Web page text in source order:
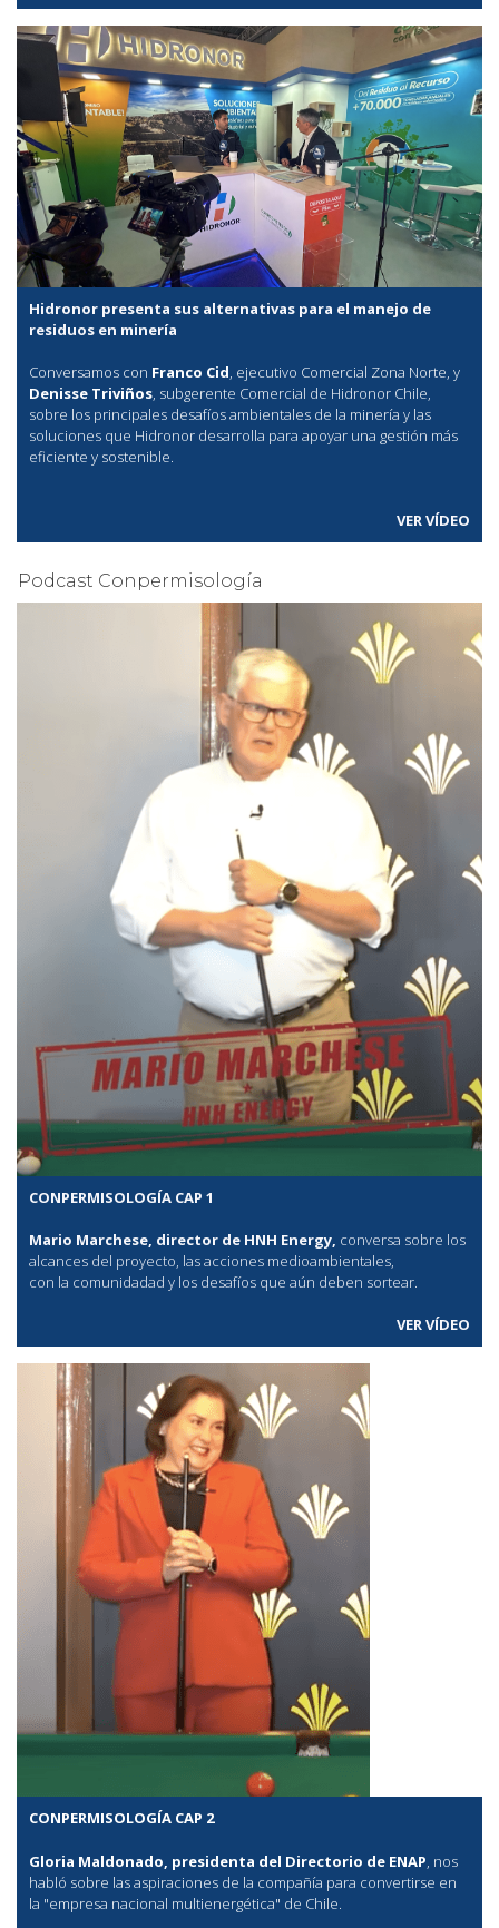
Hidronor presenta sus alternativas para el manejo de
residuos en minería
Conversamos con Franco Cid, ejecutivo Comercial Zona Norte, y
Denisse Triviños, subgerente Comercial de Hidronor Chile,
sobre los principales desafíos ambientales de la minería y las
soluciones que Hidronor desarrolla para apoyar una gestión más
eficiente y sostenible.
VER VÍDEO
Podcast Conpermisología
CONPERMISOLOGÍA CAP 1
Mario Marchese, director de HNH Energy, conversa sobre los
alcances del proyecto, las acciones medioambientales,
con la comunidadad y los desafíos que aún deben sortear.
VER VÍDEO
CONPERMISOLOGÍA CAP 2
Gloria Maldonado, presidenta del Directorio de ENAP, nos
habló sobre las aspiraciones de la compañía para convertirse en
la "empresa nacional multienergética" de Chile.